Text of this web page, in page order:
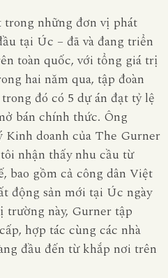
những đơn vị phát
tại Úc – đã và đang triển
toàn quốc, với tổng giá trị
hai năm qua, tập đoàn
đó có 5 dự án đạt tỷ lệ
bán chính thức. Ông
Kinh doanh của The Gurner
nhận thấy nhu cầu từ
bao gồm cả công dân Việt
động sản mới tại Úc ngày
trường này, Gurner tập
hợp tác cùng các nhà
đầu đến từ khắp nơi trên